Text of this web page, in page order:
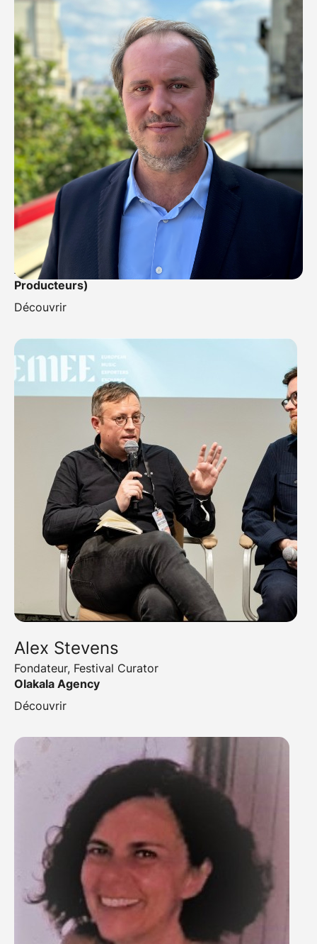
Mathieu Ripka
Délégué Général
ARP (Société civile des Auteurs-Réalisateurs-
Producteurs)
Découvrir
Alex Stevens
Fondateur, Festival Curator
Olakala Agency
Découvrir